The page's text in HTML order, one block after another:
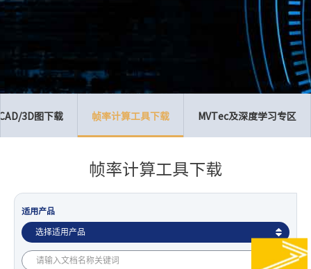
3D图下载 帧率计算工具下载 MVTec及深度学习专区
帧率计算工具下载
适用产品